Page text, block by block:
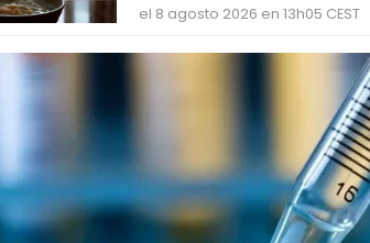
el 8 agosto 2026 en 13h05 CEST